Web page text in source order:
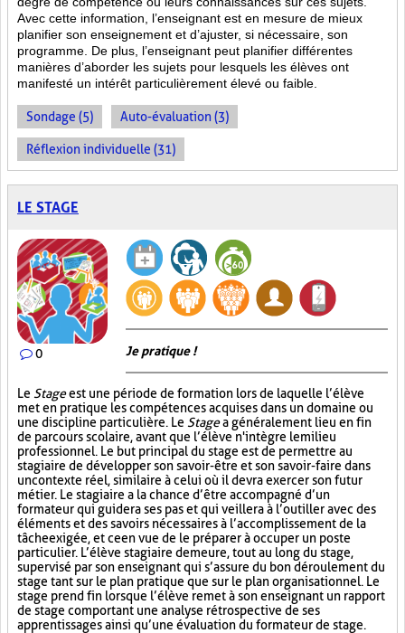
Avec cette information, l’enseignant est en mesure de mieux
planifier son enseignement et d’ajuster, si nécessaire, son
programme. De plus, l’enseignant peut planifier différentes
manières d’aborder les sujets pour lesquels les élèves ont
manifesté un intérêt particulièrement élevé ou faible.
Sondage (5) Auto-évaluation (3)
Réflexion individuelle (31)
LE STAGE
0 Je pratique !
Le Stageest une période de formation lors de laquelle l’élève
met en pratique les compétences acquises dans un domaine ou
une discipline particulière. Le Stagea généralement lieu en fin
de parcours scolaire, avant que l’élève n'intègre le milieu
professionnel. Le but principal du stage est de permettre au
stagiaire de développer son savoir-être et son savoir-faire dans
un contexte réel, similaire à celui où il devra exercer son futur
métier. Le stagiaire a la chance d’être accompagné d’un
formateur qui guidera ses pas et qui veillera à l’outiller avec des
éléments et des savoirs nécessaires à l’accomplissement de la
tâche exigée, et ce en vue de le préparer à occuper un poste
particulier. L’élève stagiaire demeure, tout au long du stage,
supervisé par son enseignant qui s’assure du bon déroulement du
stage tant sur le plan pratique que sur le plan organisationnel. Le
stage prend fin lorsque l’élève remet à son enseignant un rapport
de stage comportant une analyse rétrospective de ses
apprentissages ainsi qu’une évaluation du formateur de stage.